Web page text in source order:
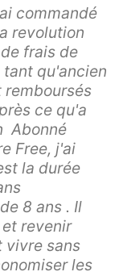
commandé
revolution
frais de
qu'ancien
remboursés
ce qu'a
Abonné
Free, j'ai
la durée
8 ans . Il
revenir
vivre sans
les